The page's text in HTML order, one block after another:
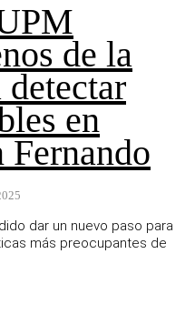
de la
en
Fernando
dar un nuevo paso para
más preocupantes de